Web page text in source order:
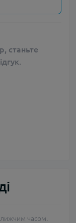
станьте
часом.